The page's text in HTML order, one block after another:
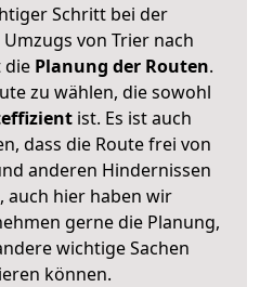
Schritt bei der
von Trier nach
die Planung der Routen.
zu wählen, die sowohl
ist. Es ist auch
dass die Route frei von
anderen Hindernissen
auch hier haben wir
gerne die Planung,
wichtige Sachen
können.